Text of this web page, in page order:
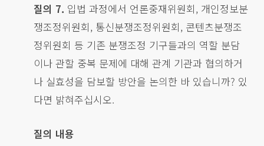
질의 7. 입법 과정에서 언론중재위원회, 개인정보분
쟁조정위원회, 통신분쟁조정위원회, 콘텐츠분쟁조
정위원회 등 기존 분쟁조정 기구들과의 역할 분담
이나 관할 중복 문제에 대해 관계 기관과 협의하거
나 실효성을 담보할 방안을 논의한 바 있습니까? 있
다면 밝혀주십시오.
질의 내용